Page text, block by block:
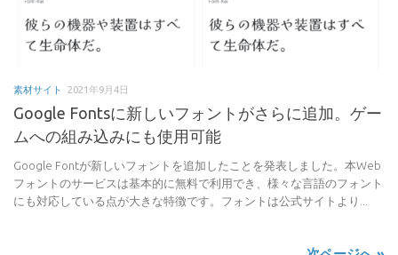
素材サイト 2021年9月4日
Google Fontsに新しいフォントがさらに追加。ゲー
ムへの組み込みにも使用可能
Google Fontが新しいフォントを追加したことを発表しました。本Web
フォントのサービスは基本的に無料で利用でき、様々な言語のフォント
にも対応している点が大きな特徴です。フォントは公式サイトより...